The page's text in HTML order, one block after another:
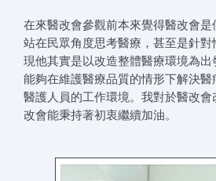
在來醫改會參觀前本來覺得醫改會
站在民眾角度思考醫療，甚至是針
現他其實是以改造整體醫療環境為
能夠在維護醫療品質的情形下解決
醫護人員的工作環境。我對於醫改
改會能秉持著初衷繼續加油。